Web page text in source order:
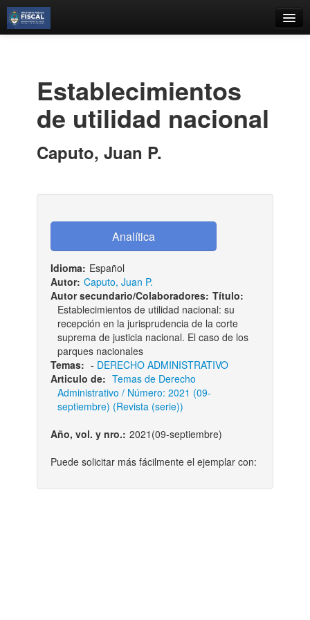
Estantes Virtuales
Iniciar sesión
Establecimientos
de utilidad nacional
Caputo, Juan P.
Idioma: Español
Autor: Caputo, Juan P.
Autor secundario/Colaboradores: Título:
Establecimientos de utilidad nacional: su
recepción en la jurisprudencia de la corte
suprema de justicia nacional. El caso de los
parques nacionales
Temas: - DERECHO ADMINISTRATIVO
Articulo de: Temas de Derecho
Administrativo / Número: 2021 (09-
septiembre) (Revista (serie))
Año, vol. y nro.: 2021(09-septiembre)
Puede solicitar más fácilmente el ejemplar con: